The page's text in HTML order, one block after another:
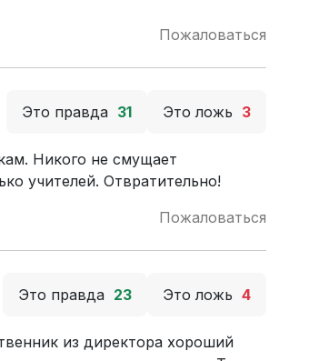
Пожаловаться
Это правда 31 Это ложь 3
Никого не смущает
учителей. Отвратительно!
Пожаловаться
Это правда 23 Это ложь 4
из директора хороший